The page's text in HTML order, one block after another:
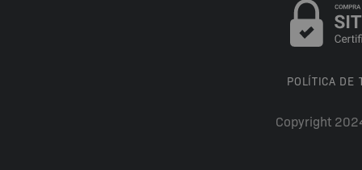
POLÍTICA DE
Copyright